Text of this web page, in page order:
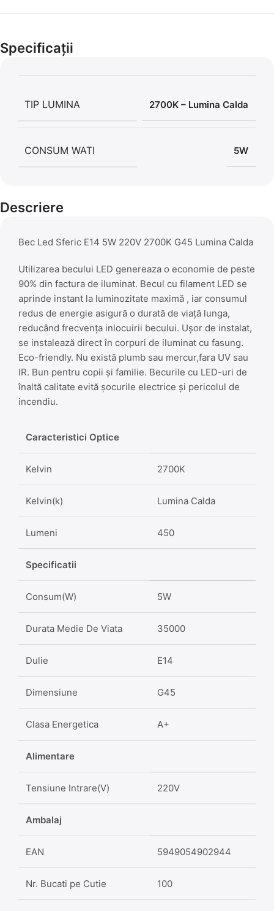
Cel mai mic preț!
56,86 LEI
Specificații
TIP LUMINA 2700K – Lumina Calda
CONSUM WATI 5W
Descriere
Bec Led Sferic E14 5W 220V 2700K G45 Lumina Calda
Utilizarea becului LED genereaza o economie de peste
90% din factura de iluminat. Becul cu filament LED se
aprinde instant la luminozitate maximă , iar consumul
redus de energie asigură o durată de viață lunga,
reducând frecvența inlocuirii becului. Ușor de instalat,
se instalează direct în corpuri de iluminat cu fasung.
Eco-friendly. Nu există plumb sau mercur,fara UV sau
IR. Bun pentru copii și familie. Becurile cu LED-uri de
înaltă calitate evită șocurile electrice și pericolul de
incendiu.
Caracteristici Optice
Kelvin 2700K
Kelvin(k) Lumina Calda
Lumeni 450
Specificatii
Consum(W) 5W
Durata Medie De Viata 35000
Dulie E14
Dimensiune G45
Clasa Energetica A+
Alimentare
Tensiune Intrare(V) 220V
Ambalaj
EAN 5949054902944
Nr. Bucati pe Cutie 100